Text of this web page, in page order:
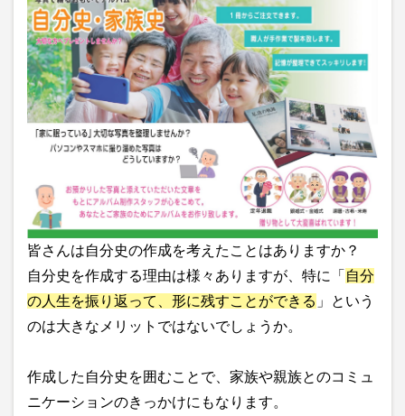
皆さんは自分史の作成を考えたことはありますか？
自分史を作成する理由は様々ありますが、特に「 自分
の人生を振り返って、形に残すことができる 」という
のは大きなメリットではないでしょうか。
作成した自分史を囲むことで、家族や親族とのコミュ
ニケーションのきっかけにもなります。